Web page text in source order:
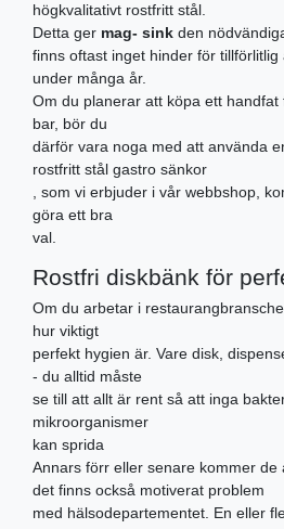
högkvalitativt rostfritt stål.
Detta ger mag- sink den
finns oftast inget hinder för tillförlitlig
under många år.
Om du planerar att köpa ett
bar, bör du
därför vara noga med att använda
rostfritt stål gastro sänkor
, som vi erbjuder i vår webbshop,
göra ett bra
val.
Rostfri diskbänk för
Om du arbetar i
hur viktigt
perfekt hygien är. Vare disk,
- du alltid måste
se till att allt är rent så att inga
mikroorganismer
kan sprida
Annars förr eller senare kommer de
det finns också motiverat problem
med hälsodepartementet. En eller